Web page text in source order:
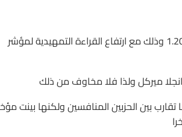
فقد ارتفع اليوم 0.22% الى 1.1965 وقد بلغ في وقت سابق اليوم مستوى 1.2003 وذلك مع ارتفاع القراءة التمهيدية لمؤشر
انجلا ميركل ولذا فلا مخاوف من ذلك
بين الحزبين المنافسين ولكنها بينت